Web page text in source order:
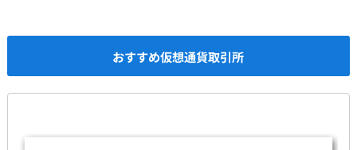
おすすめ仮想通貨取引所